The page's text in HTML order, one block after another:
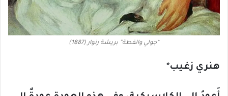
“جولي والقطة” بريشة رنوار (1887)
هنري زغيب*